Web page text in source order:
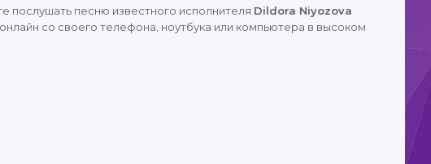
послушать песню известного исполнителя Dildora Niyozova
со своего телефона, ноутбука или компьютера в высоком